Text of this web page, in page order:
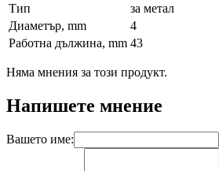
Тип
за метал
Диаметър, mm
4
Работна дължина, mm 43
Няма мнения за този продукт.
Напишете мнение
Вашето име: